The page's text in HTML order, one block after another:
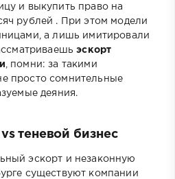
и выкупить право на
рублей . При этом модели
а лишь имитировали
эскорт
, помни: за такими
просто сомнительные
деяния.
теневой бизнес
эскорт и незаконную
существуют компании